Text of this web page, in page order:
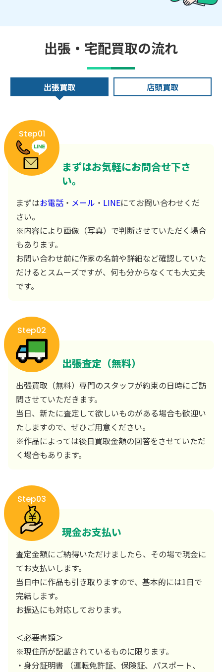
出張・宅配買取の流れ
出張買取 店頭買取
Step01
まずはお気軽にお問合せ下さ
い。
まずはお電話 ・ メール ・ LINEにてお問い合わせくだ
さい。
※内容により画像（写真）で判断させていただく場合
もあります。
お問い合わせ前に作家の名前や詳細など確認していた
だけるとスムーズですが、何も分からなくても大丈夫
です。
Step02
出張査定（無料）
出張買取（無料）専門のスタッフが約束の日時にご訪
問させていただきます。
当日、新たに査定して欲しいものがある場合も歓迎い
たしますので、ぜひご用意ください。
※作品によっては後日買取金額の回答をさせていただ
く場合もあります。
Step03
現金お支払い
査定金額にご納得いただけましたら、その場で現金に
てお支払いします。
当日中に作品も引き取りますので、基本的には1日で
完結します。
お振込にも対応しております。
＜必要書類＞
※現住所が記載されているものに限ります。
・身分証明書 （運転免許証、保険証、パスポート、